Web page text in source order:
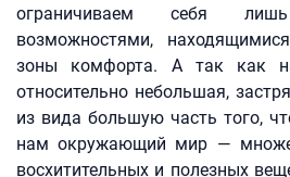
ограничиваем себя
возможностями,
зоны комфорта. А так как
относительно небольшая,
из вида большую часть того,
нам окружающий мир —
восхитительных и полезных